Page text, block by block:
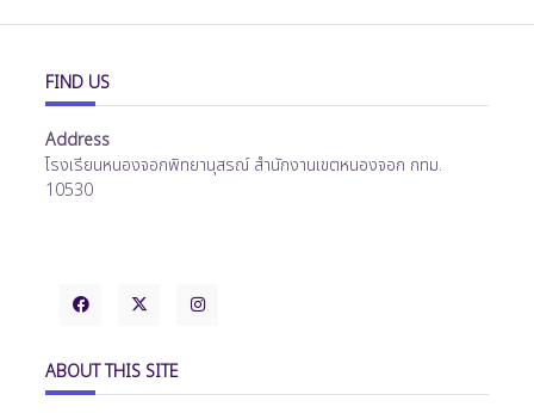
FIND US
Address
โรงเรียนหนองจอกพิทยานุสรณ์ สำนักงานเขตหนองจอก กทม.
10530
ABOUT THIS SITE